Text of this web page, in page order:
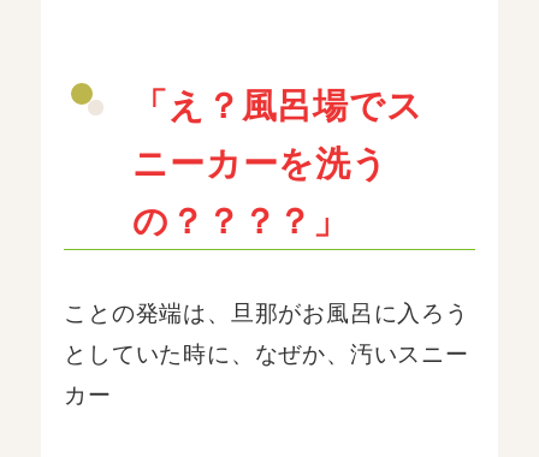
「え？風呂場でス
ニーカーを洗う
の？？？？」
ことの発端は、旦那がお風呂に入ろう
としていた時に、なぜか、汚いスニー
カー